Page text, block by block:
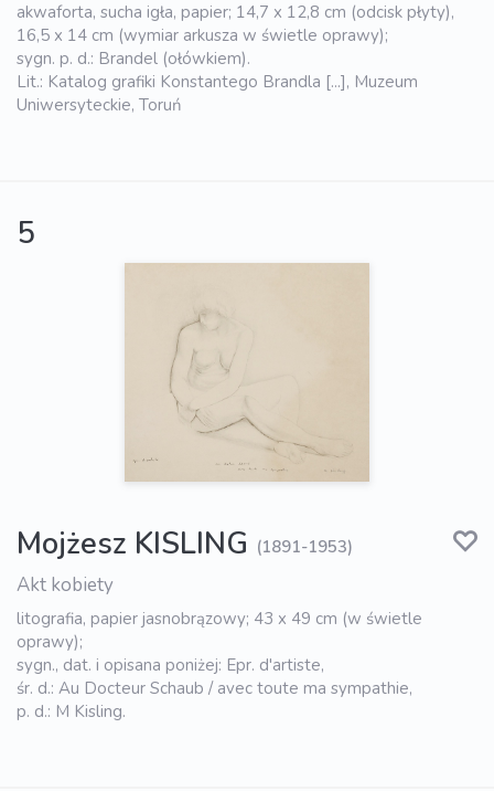
akwaforta, sucha igła, papier; 14,7 x 12,8 cm (odcisk płyty),
16,5 x 14 cm (wymiar arkusza w świetle oprawy);
sygn. p. d.: Brandel (ołówkiem).
Lit.: Katalog grafiki Konstantego Brandla [...], Muzeum
Uniwersyteckie, Toruń
5
Mojżesz KISLING (1891-1953)
Akt kobiety
litografia, papier jasnobrązowy; 43 x 49 cm (w świetle
oprawy);
sygn., dat. i opisana poniżej: Epr. d'artiste,
śr. d.: Au Docteur Schaub / avec toute ma sympathie,
p. d.: M Kisling.